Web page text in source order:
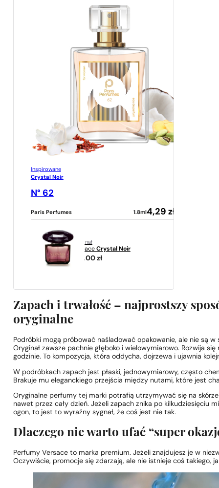
Inspirowane
Crystal Noir
N° 62
Paris Perfumes 1.8ml4,29 zł
oryginał
Versace Crystal Noir
319,00 zł
Zapach i trwałość – najprostszy
oryginalne
Podróbki mogą próbować naśladować opakowanie, ale nie są
Oryginał zawsze pachnie głęboko i wielowymiarowo. Rozwija
godzinie. To kompozycja, która oddycha, dojrzewa i ujawnia
W podróbkach zapach jest płaski, jednowymiarowy, często
Brakuje mu eleganckiego przejścia między nutami, które jest
Oryginalne perfumy tej marki potrafią utrzymywać się na
nawet przez cały dzień. Jeżeli zapach znika po kilkudziesięciu
ogon, to jest to wyraźny sygnał, że coś jest nie tak.
Dlaczego nie warto ufać “super
Perfumy Versace to marka premium. Jeżeli znajdujesz je w
Oczywiście, promocje się zdarzają, ale nie istnieje coś takiego,